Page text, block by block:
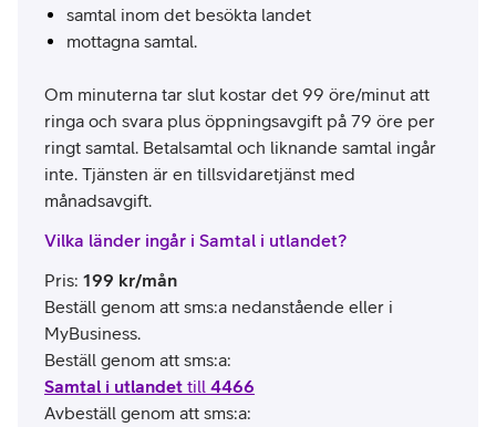
samtal inom det besökta landet
mottagna samtal.
Om minuterna tar slut kostar det 99 öre/minut att
ringa och svara plus öppningsavgift på 79 öre per
ringt samtal. Betalsamtal och liknande samtal ingår
inte. Tjänsten är en tillsvidaretjänst med
månadsavgift.
Vilka länder ingår i Samtal i utlandet?
Pris: 199 kr/mån
Beställ genom att sms:a nedanstående eller i
MyBusiness.
Beställ genom att sms:a:
Samtal i utlandet till 4466
Avbeställ genom att sms:a: